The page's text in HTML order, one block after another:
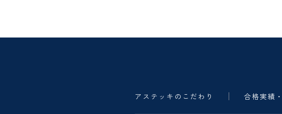
アステッキのこだわり 合格実績